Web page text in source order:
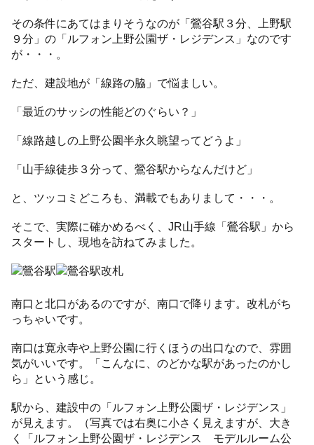
その条件にあてはまりそうなのが「鶯谷駅３分、上野駅
９分」の「ルフォン上野公園ザ・レジデンス」なのです
が・・・。
ただ、建設地が「線路の脇」で悩ましい。
「最近のサッシの性能どのぐらい？」
「線路越しの上野公園半永久眺望ってどうよ」
「山手線徒歩３分って、鶯谷駅からなんだけど」
と、ツッコミどころも、満載でもありまして・・・。
そこで、実際に確かめるべく、JR山手線「鶯谷駅」から
スタートし、現地を訪ねてみました。
南口と北口があるのですが、南口で降ります。改札がち
っちゃいです。
南口は寛永寺や上野公園に行くほうの出口なので、雰囲
気がいいです。「こんなに、のどかな駅があったのかし
ら」という感じ。
駅から、建設中の「ルフォン上野公園ザ・レジデンス」
が見えます。（写真では右奥に小さく見えますが、大き
く「ルフォン上野公園ザ・レジデンス モデルルーム公